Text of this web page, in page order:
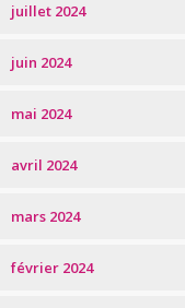
juillet 2024
juin 2024
mai 2024
avril 2024
mars 2024
février 2024